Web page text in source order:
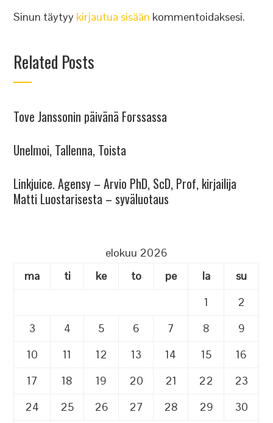
Sinun täytyy kirjautua sisään kommentoidaksesi.
Related Posts
Tove Janssonin päivänä Forssassa
Unelmoi, Tallenna, Toista
Linkjuice. Agensy – Arvio PhD, ScD, Prof, kirjailija
Matti Luostarisesta – syväluotaus
elokuu 2026
ma
ti ke to pe la
su
1
2
3
4 5 6 7 8
9
10
11 12 13 14 15
16
17
18 19 20 21 22
23
24
25 26 27 28 29
30